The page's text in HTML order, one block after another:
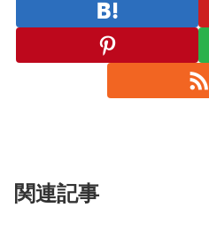
関連記事